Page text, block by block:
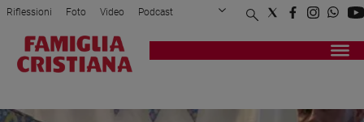
Attualità
Riflessioni Foto Video Podcast
Privacy Policy Chi siamo
Registrati Redazione